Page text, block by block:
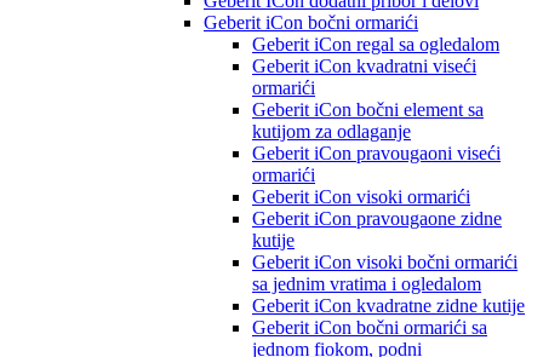
Geberit iCon bočni ormarići
Geberit iCon regal sa ogledalom
Geberit iCon kvadratni viseći
ormarići
Geberit iCon bočni element sa
kutijom za odlaganje
Geberit iCon pravougaoni viseći
ormarići
Geberit iCon visoki ormarići
Geberit iCon pravougaone zidne
kutije
Geberit iCon visoki bočni ormarići
sa jednim vratima i ogledalom
Geberit iCon kvadratne zidne kutije
Geberit iCon bočni ormarići sa
jednom fiokom, podni